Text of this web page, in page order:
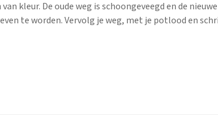
kleur. De oude weg is schoongeveegd en de
te worden. Vervolg je weg, met je potlood en